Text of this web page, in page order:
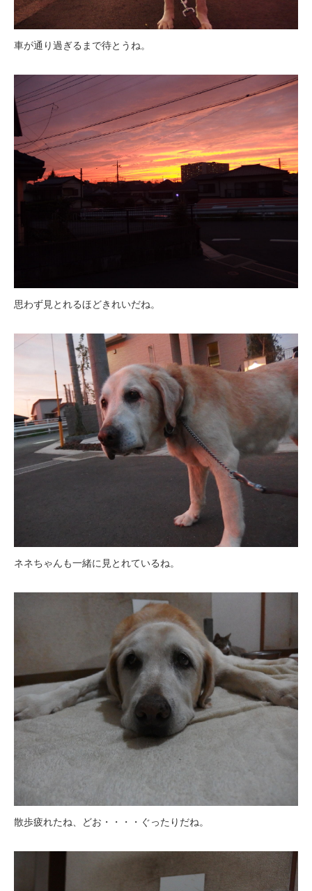
車が通り過ぎるまで待とうね。
思わず見とれるほどきれいだね。
ネネちゃんも一緒に見とれているね。
散歩疲れたね、どお・・・・ぐったりだね。